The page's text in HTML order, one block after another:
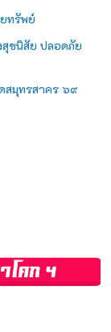
ทรัพย์
สุขนิสัย ปลอดภัย
สมุทรสาคร ๖๙